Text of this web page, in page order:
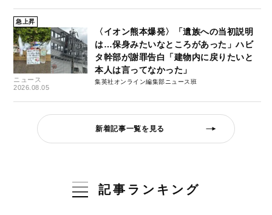
急上昇
ニュース
2026.08.05
〈イオン熊本爆発〉「遺族への当初説明
は…保身みたいなところがあった」ハビ
タ幹部が謝罪告白「建物内に戻りたいと
本人は言ってなかった」
集英社オンライン編集部ニュース班
新着記事一覧を見る
記事ランキング